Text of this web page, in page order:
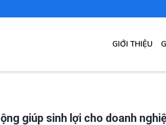
MAIN
NAVIGATION
GIỚI THIỆU
giúp sinh lợi cho doanh